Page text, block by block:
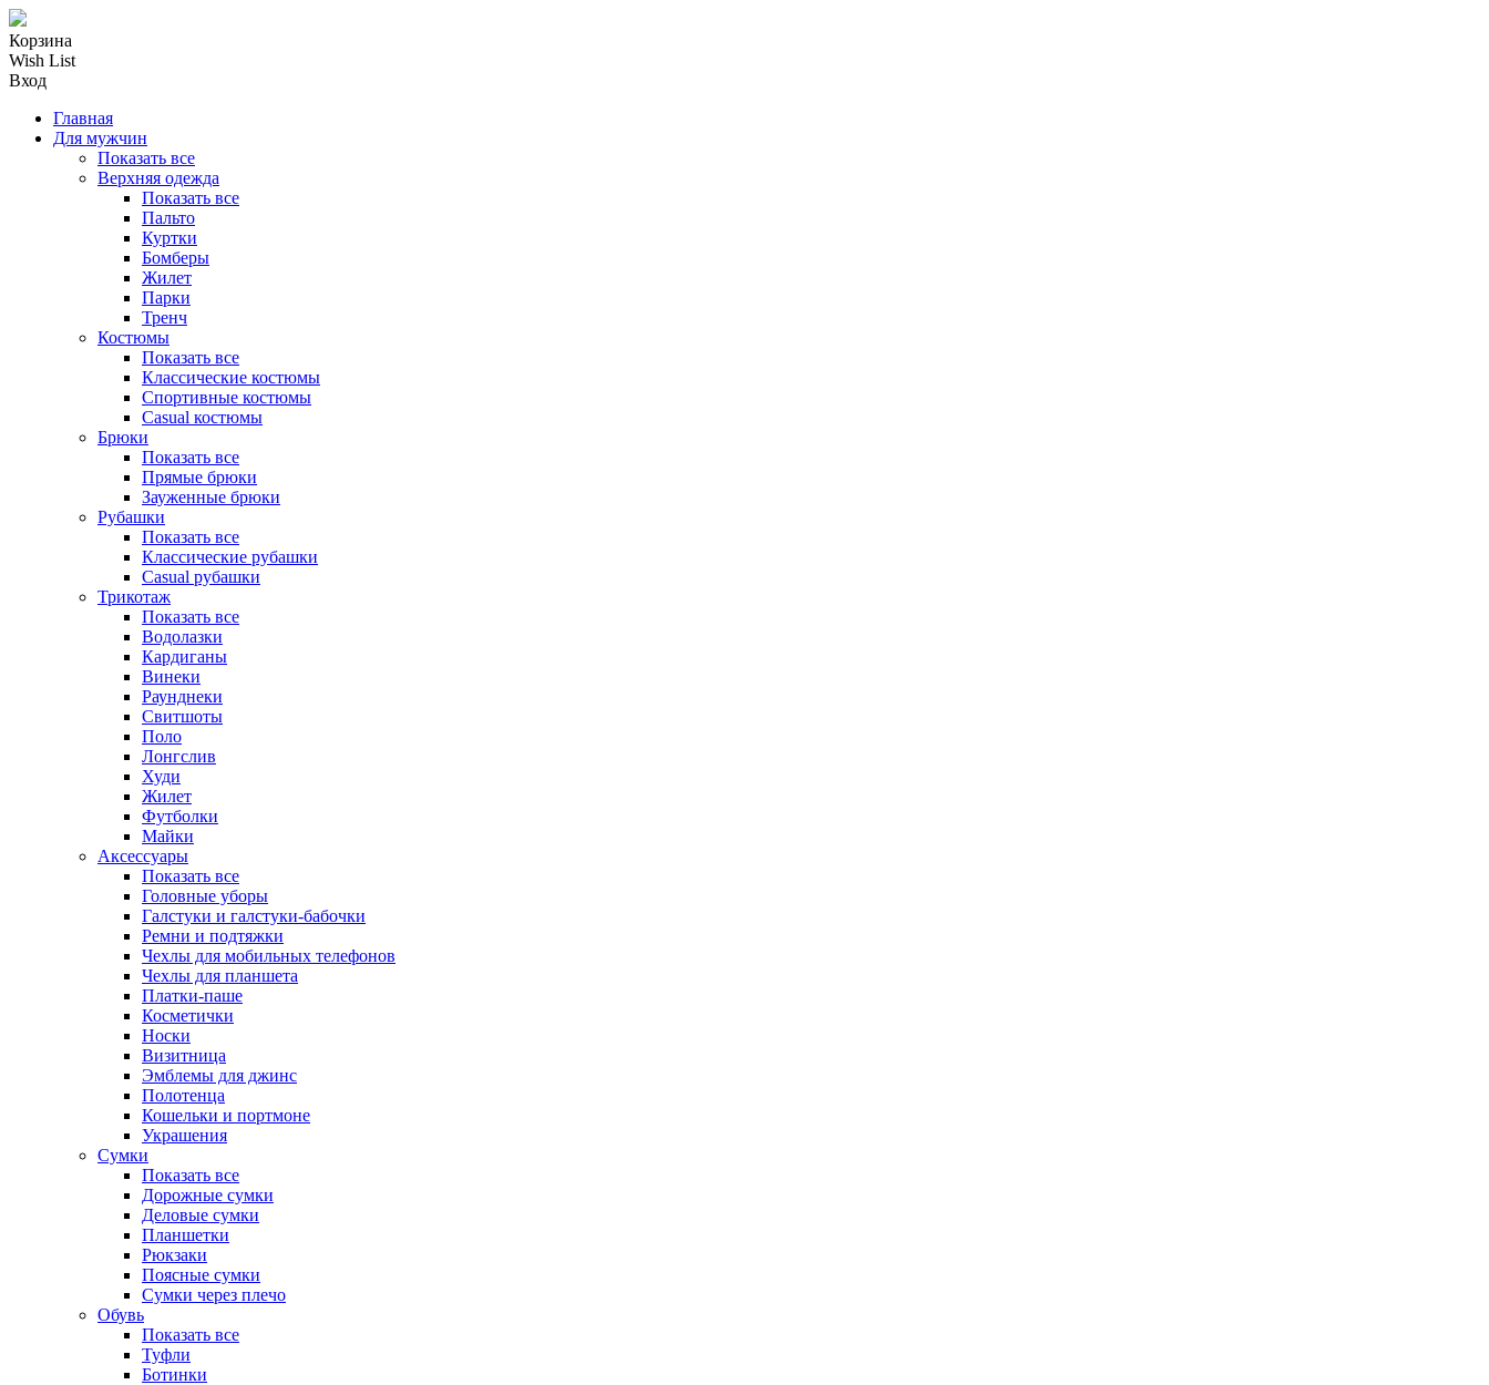
Корзина
Wish List
Вход
Главная
Для мужчин
Показать все
Верхняя одежда
Показать все
Пальто
Куртки
Бомберы
Жилет
Парки
Тренч
Костюмы
Показать все
Классические костюмы
Спортивные костюмы
Casual костюмы
Брюки
Показать все
Прямые брюки
Зауженные брюки
Рубашки
Показать все
Классические рубашки
Casual рубашки
Трикотаж
Показать все
Водолазки
Кардиганы
Винеки
Раунднеки
Свитшоты
Поло
Лонгслив
Худи
Жилет
Футболки
Майки
Аксессуары
Показать все
Головные уборы
Галстуки и галстуки-бабочки
Ремни и подтяжки
Чехлы для мобильных телефонов
Чехлы для планшета
Платки-паше
Косметички
Носки
Визитница
Эмблемы для джинс
Полотенца
Кошельки и портмоне
Украшения
Сумки
Показать все
Дорожные сумки
Деловые сумки
Планшетки
Рюкзаки
Поясные сумки
Сумки через плечо
Обувь
Показать все
Туфли
Ботинки